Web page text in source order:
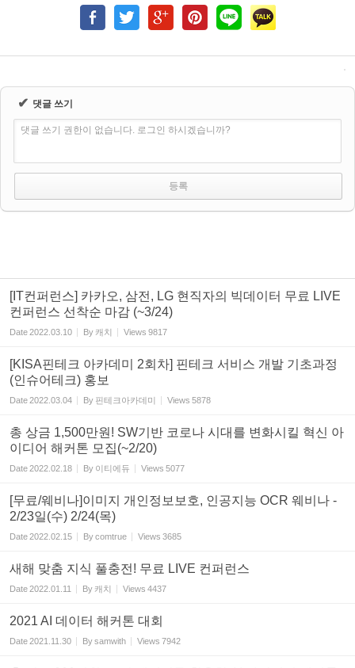
✔ 댓글 쓰기
댓글 쓰기 권한이 없습니다. 로그인 하시겠습니까?
[IT컨퍼런스] 카카오, 삼전, LG 현직자의 빅데이터 무료 LIVE
컨퍼런스 선착순 마감 (~3/24)
Date2022.03.10 By 캐치 Views 9817
[KISA핀테크 아카데미 2회차] 핀테크 서비스 개발 기초과정
(인슈어테크) 홍보
Date2022.03.04 By 핀테크아카데미 Views 5878
총 상금 1,500만원! SW기반 코로나 시대를 변화시킬 혁신 아
이디어 해커톤 모집(~2/20)
Date2022.02.18 By 이티에듀 Views 5077
[무료/웨비나]이미지 개인정보보호, 인공지능 OCR 웨비나 -
2/23일(수) 2/24(목)
Date2022.02.15 Bycomtrue Views 3685
새해 맞춤 지식 풀충전! 무료 LIVE 컨퍼런스
Date2022.01.11 By 캐치 Views 4437
2021 AI 데이터 해커톤 대회
Date2021.11.30 Bysamwith Views 7942